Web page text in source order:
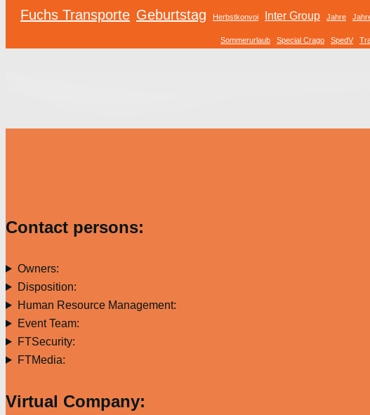
Fuchs Transporte Geburtstag Herbstkonvoi Inter Group Jahre
Sommerurlaub Special Crago SpedV
Contact persons:
Owners:
Disposition:
Human Resource Management:
Event Team:
FTSecurity:
FTMedia:
Virtual Company: